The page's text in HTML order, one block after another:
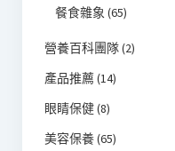
餐食雜象 (65)
營養百科團隊(2)
產品推薦(14)
眼睛保健(8)
美容保養(65)